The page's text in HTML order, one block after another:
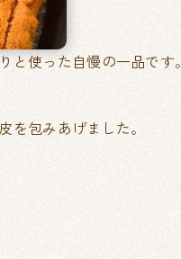
使った自慢の一品です。
を包みあげました。